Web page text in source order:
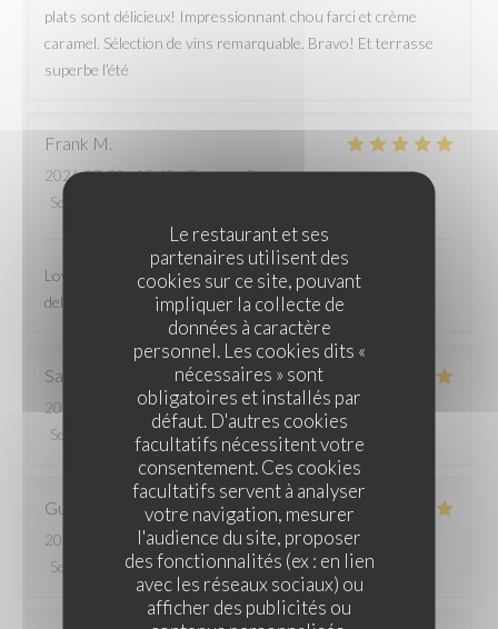
Le restaurant et ses
partenaires utilisent des
cookies sur ce site, pouvant
impliquer la collecte de
données à caractère
personnel. Les cookies dits «
nécessaires » sont
obligatoires et installés par
défaut. D'autres cookies
facultatifs nécessitent votre
consentement. Ces cookies
facultatifs servent à analyser
votre navigation, mesurer
l'audience du site, proposer
des fonctionnalités (ex : en lien
avec les réseaux sociaux) ou
afficher des publicités ou
plats sont délicieux! Impressionnant chou farci et crème
caramel. Sélection de vins remarquable. Bravo! Et terrasse
superbe l’été
Frank M
2026-07-30- 19:45 - Couverts 2
Service
Lovely, attentive service, a wonderful atmosphere and
delicious food - the cassoulet was particularly incredible!!!
Sabine
2026-07-31
- 12:45 - Couverts 2
Service
Ambiance : 5 Cuisine: /5 Qualité / Prix
Guillaume
2026-07-30
- 20:45 - Couverts 2
Service
/5 Ambiance: 5/5 Cuisine: 5/5 Qualité / Prix